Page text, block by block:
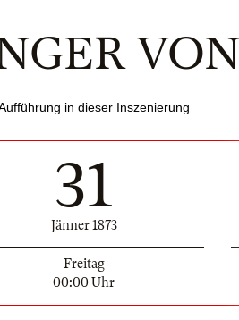
in dieser Inszenierung
31
Jänner 1873
Freitag
00:00 Uhr